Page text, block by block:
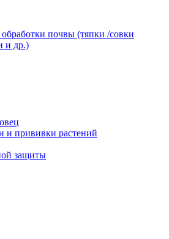
почвы (тяпки /совки
и др.)
и прививки растений
защиты